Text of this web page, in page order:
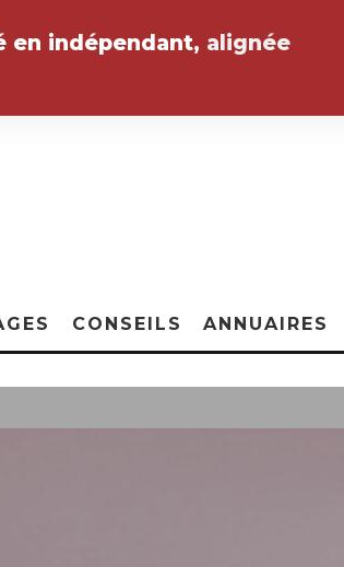
CONSEILS ANNUAIRES
en indépendant, alignée